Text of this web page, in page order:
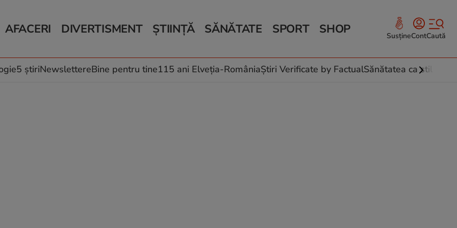
AFACERI
Auto
Locuri de muncă
DIVERTISMENT
Horoscop
Muzică și Filme
ȘTIINȚĂ
Schimbări climatice
SĂNĂTATE
Relații
Rețete culinare
SPORT SHOP SusțineContCaută
5 știriNewslettereBine pentru tine115 ani Elveția-RomâniaȘtiri Verificate by FactualSănătatea ca stil de